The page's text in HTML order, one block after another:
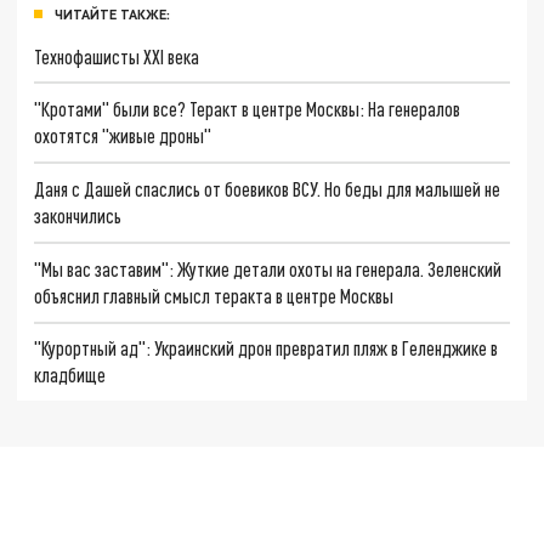
ЧИТАЙТЕ ТАКЖЕ:
Технофашисты XXI века
"Кротами" были все? Теракт в центре Москвы: На генералов
охотятся "живые дроны"
Даня с Дашей спаслись от боевиков ВСУ. Но беды для малышей не
закончились
"Мы вас заставим": Жуткие детали охоты на генерала. Зеленский
объяснил главный смысл теракта в центре Москвы
"Курортный ад": Украинский дрон превратил пляж в Геленджике в
кладбище